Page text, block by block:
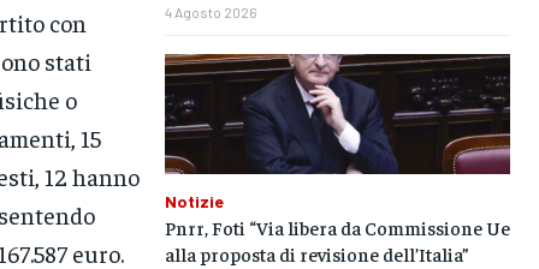
con
stati
o
15
12 hanno
euro.
4 Agosto 2026
Notizie
Pnrr, Foti “Via libera da Commissione Ue
alla proposta di revisione dell’Italia”